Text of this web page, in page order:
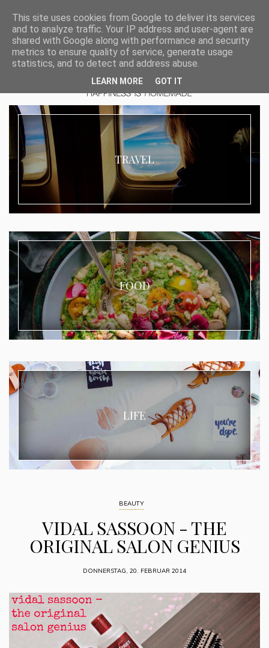
TRAVEL
FOOD
LIFE
BEAUTY
VIDAL SASSOON - THE
ORIGINAL SALON GENIUS
DONNERSTAG, 20. FEBRUAR 2014
This site uses cookies from Google to deliver its services
and to analyze traffic. Your IP address and user-agent are
shared with Google along with performance and security
metrics to ensure quality of service, generate usage
statistics, and to detect and address abuse.
LEARN MORE GOT IT